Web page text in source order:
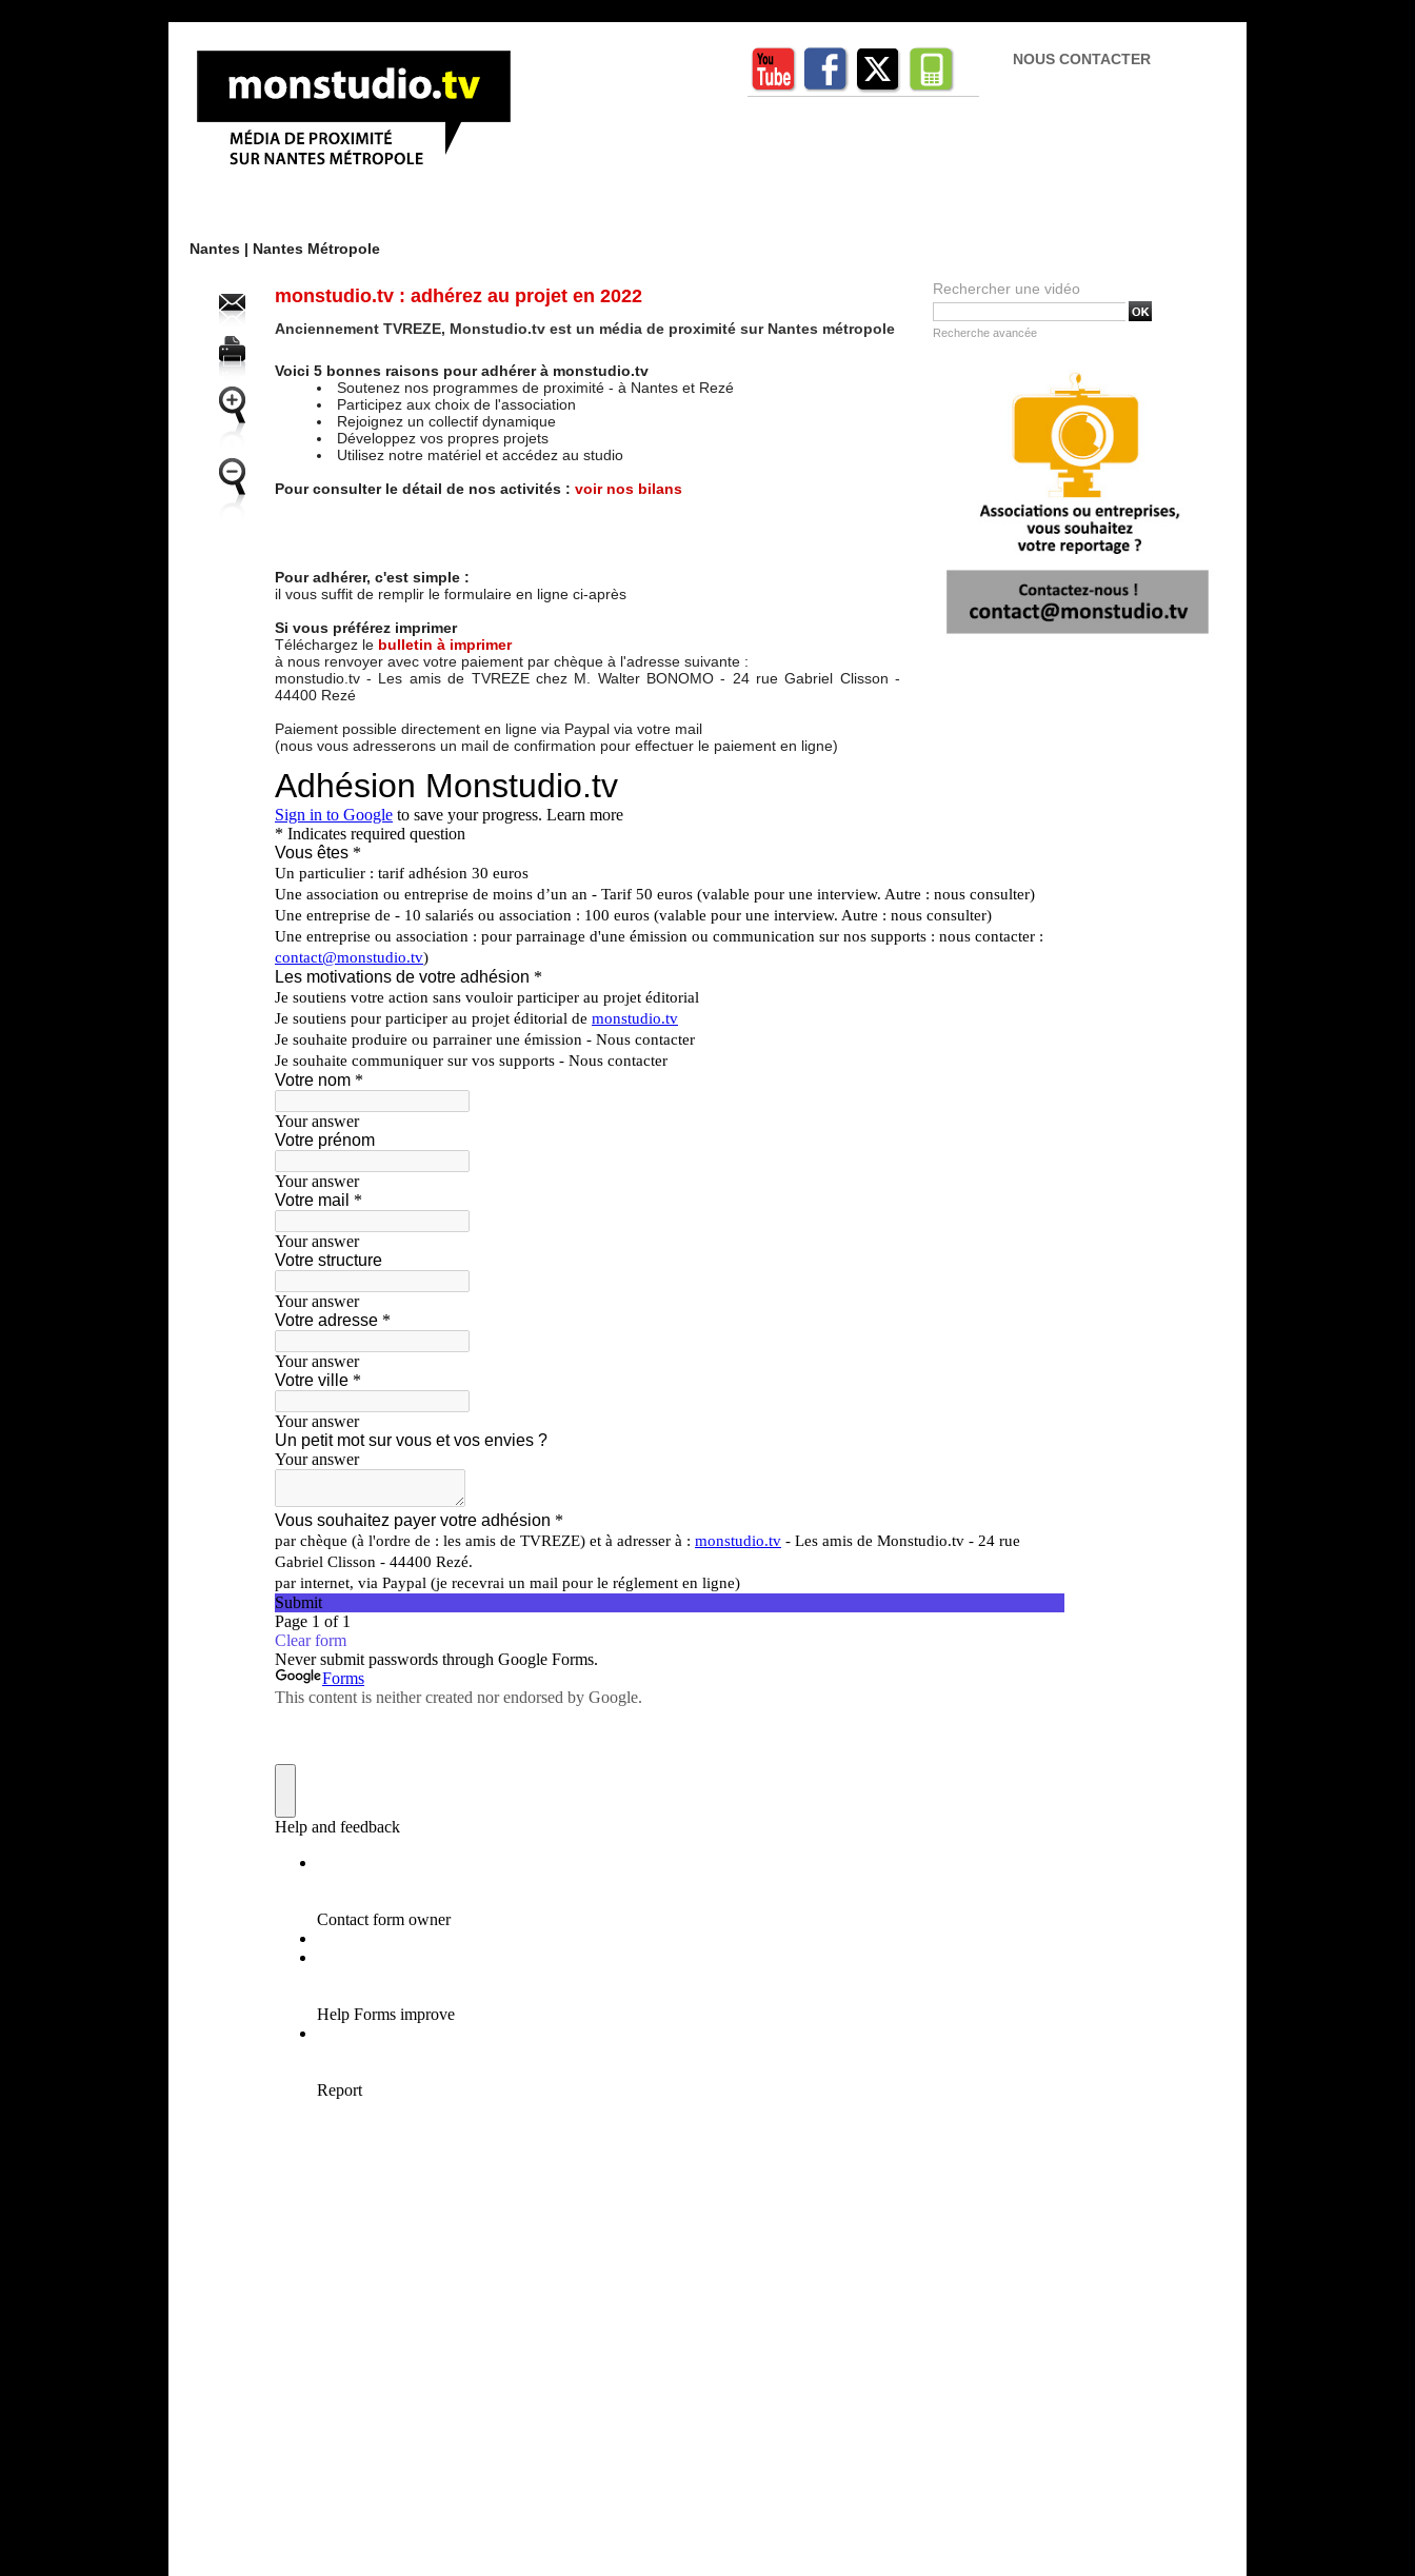
NOUS CONTACTER
Nantes | Nantes Métropole
monstudio.tv : adhérez au projet en 2022
Anciennement TVREZE, Monstudio.tv est un média de proximité sur Nantes métropole
Voici 5 bonnes raisons pour adhérer à monstudio.tv
Soutenez nos programmes de proximité - à Nantes et Rezé
Participez aux choix de l'association
Rejoignez un collectif dynamique
Développez vos propres projets
Utilisez notre matériel et accédez au studio
Pour consulter le détail de nos activités : voir nos bilans
Pour adhérer, c'est simple :
il vous suffit de remplir le formulaire en ligne ci-après
Si vous préférez imprimer
Téléchargez le bulletin à imprimer
​à nous renvoyer avec votre paiement par chèque à l'adresse suivante :
monstudio.tv - Les amis de TVREZE chez M. Walter BONOMO - 24 rue Gabriel Clisson -
44400 Rezé
Paiement possible directement en ligne via Paypal via votre mail
(nous vous adresserons un mail de confirmation pour effectuer le paiement en ligne)
Rechercher une vidéo
Recherche avancée